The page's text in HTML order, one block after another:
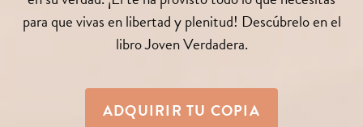
para que vivas en libertad y plenitud! Descúbrelo en el
libro Joven Verdadera.
ADQUIRIR TU COPIA